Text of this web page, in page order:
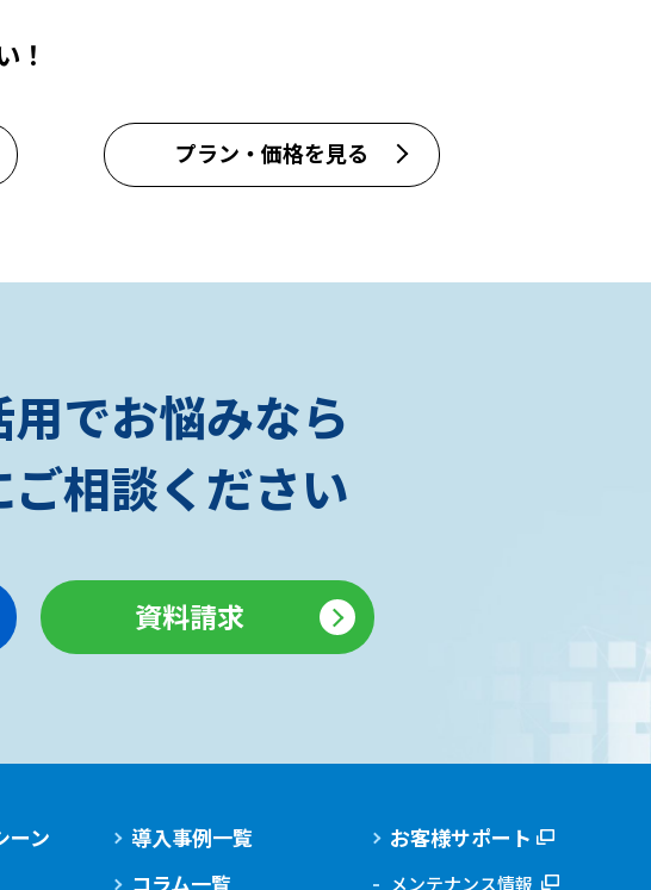
！
プラン・価格を見る
でお悩みなら
相談ください
資料請求
ーン
導入事例一覧
コラム一覧
お客様サポート
メンテナンス情報